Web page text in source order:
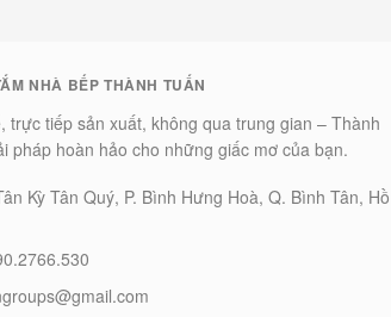
NHÀ BẾP THÀNH TUẤN
trực tiếp sản xuất, không qua trung gian – Thành
pháp hoàn hảo cho những giấc mơ của bạn.
Kỳ Tân Quý, P. Bình Hưng Hoà, Q. Bình Tân, Hồ